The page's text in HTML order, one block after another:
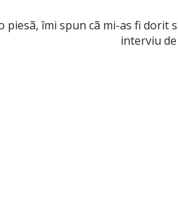
piesã, îmi spun cã mi-as fi dorit
interviu